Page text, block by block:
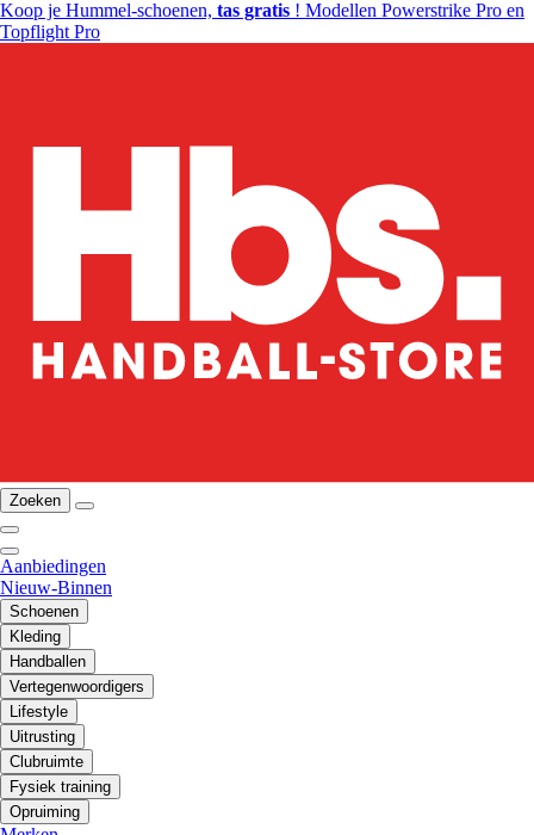
Koop je Hummel-schoenen, tas gratis ! Modellen Powerstrike Pro en
Topflight Pro
Zoeken
Aanbiedingen
Nieuw-Binnen
Schoenen
Kleding
Handballen
Vertegenwoordigers
Lifestyle
Uitrusting
Clubruimte
Fysiek training
Opruiming